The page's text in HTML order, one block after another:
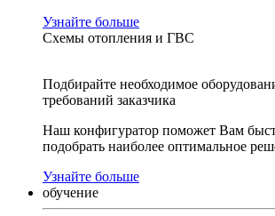
Узнайте больше
Схемы отопления и ГВС
Подбирайте необходимое
требований заказчика
Наш конфигуратор поможет Вам
подобрать наиболее оптимальное
Узнайте больше
обучение